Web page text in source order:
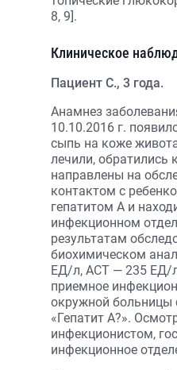
8, 9].
Клиническое
Пациент С., 3 года.
Анамнез
10.10.2016 г.
сыпь на коже
лечили, обратились
направлены на
контактом с
гепатитом А и
инфекционном
результатам
биохимическом
ЕД/л, АСТ — 235 ЕД/
приемное
окружной больницы
«Гепатит А?».
инфекционистом,
инфекционное